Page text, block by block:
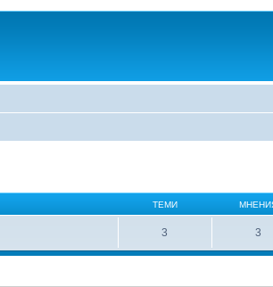
ТЕМИ
3 3